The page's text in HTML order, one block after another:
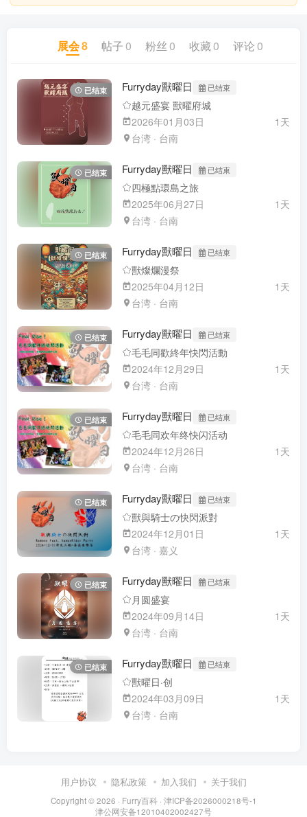
展会8 帖子 0 粉丝 0 收藏 0 评论 0
已结束 Furryday獸曜日 已结束
越元盛宴 獸曜府城
2026年01月03日
1天
台湾 · 台南
已结束 Furryday獸曜日 已结束
四極點環島之旅
2025年06月27日
1天
台湾 · 台南
已结束 Furryday獸曜日 已结束
獸燦爛漫祭
2025年04月12日
1天
台湾 · 台南
已结束 Furryday獸曜日 已结束
毛毛同歡終年快閃活動
2024年12月29日
1天
台湾 · 台南
已结束 Furryday獸曜日 已结束
毛毛同欢年终快闪活动
2024年12月26日
1天
台湾 · 台南
已结束 Furryday獸曜日 已结束
獸與騎士の快閃派對
2024年12月01日
1天
台湾 · 嘉义
已结束 Furryday獸曜日 已结束
月圆盛宴
2024年09月14日
1天
台湾 · 台南
已结束 Furryday獸曜日 已结束
獸曜日·创
2024年03月09日
1天
台湾 · 台南
用户协议 隐私政策 加入我们 关于我们
Copyright © 2026 · Furry百科· 津ICP备2026000218号-1
津公网安备12010402002427号